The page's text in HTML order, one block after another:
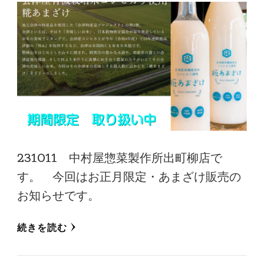
231011 中村屋惣菜製作所出町柳店で
す。 今回はお正月限定・あまざけ販売の
お知らせです。
続きを読む